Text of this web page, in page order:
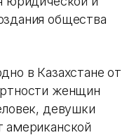
общества
в Казахстане от
женщин
девушки
американской